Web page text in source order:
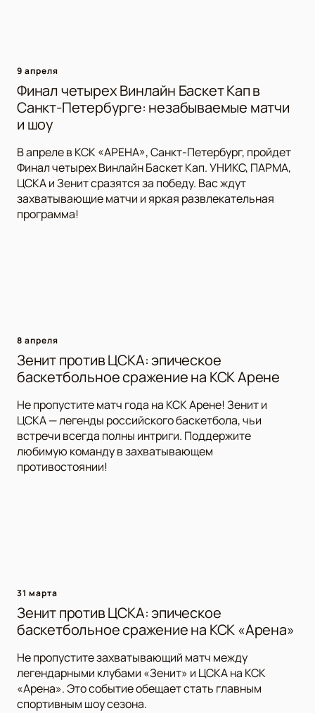
9 апреля
Финал четырех Винлайн Баскет Кап в
Санкт-Петербурге: незабываемые матчи
и шоу
В апреле в КСК «АРЕНА», Санкт-Петербург, пройдет
Финал четырех Винлайн Баскет Кап. УНИКС, ПАРМА,
ЦСКА и Зенит сразятся за победу. Вас ждут
захватывающие матчи и яркая развлекательная
программа!
8 апреля
Зенит против ЦСКА: эпическое
баскетбольное сражение на КСК Арене
Не пропустите матч года на КСК Арене! Зенит и
ЦСКА — легенды российского баскетбола, чьи
встречи всегда полны интриги. Поддержите
любимую команду в захватывающем
противостоянии!
31 марта
Зенит против ЦСКА: эпическое
баскетбольное сражение на КСК «Арена»
Не пропустите захватывающий матч между
легендарными клубами «Зенит» и ЦСКА на КСК
«Арена». Это событие обещает стать главным
спортивным шоу сезона.